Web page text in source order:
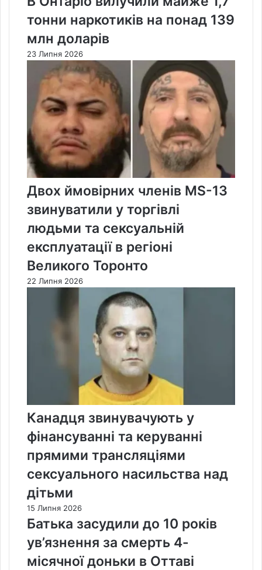
тонни наркотиків на понад 139
млн доларів
23 Липня 2026
Двох ймовірних членів MS-13
звинуватили у торгівлі
людьми та сексуальній
експлуатації в регіоні
Великого Торонто
22 Липня 2026
Канадця звинувачують у
фінансуванні та керуванні
прямими трансляціями
сексуального насильства над
дітьми
15 Липня 2026
Батька засудили до 10 років
ув’язнення за смерть 4-
місячної доньки в Оттаві